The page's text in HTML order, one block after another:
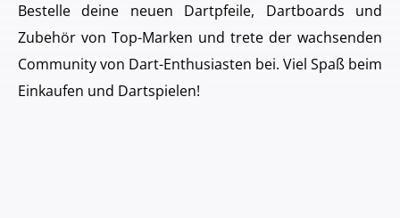
Bestelle deine neuen Dartpfeile, Dartboards und
Zubehör von Top-Marken und trete der wachsenden
Community von Dart-Enthusiasten bei. Viel Spaß beim
Einkaufen und Dartspielen!